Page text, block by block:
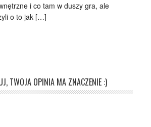
i co tam w duszy gra, ale
o to jak […]
TWOJA OPINIA MA ZNACZENIE :)